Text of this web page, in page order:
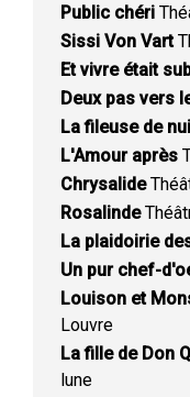
Public chéri
Sissi Von Vart
Et vivre était
Deux pas vers
La fileuse de
L'Amour après
Chrysalide
Rosalinde
La plaidoirie
Un pur chef-
Louison et
Louvre
La fille de Don
lune